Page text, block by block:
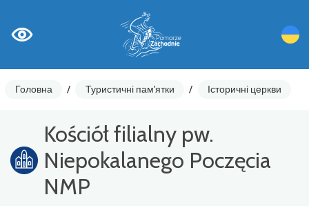
Головна / Туристичні пам'ятки / Історичні церкви
Kościół filialny pw.
Niepokalanego Poczęcia
NMP